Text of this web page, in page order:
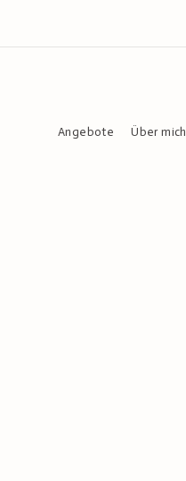
Angebote
Über mich